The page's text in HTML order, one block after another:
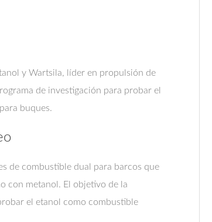
y Wartsila, líder en propulsión de
de investigación para probar el
buques.
de combustible dual para barcos que
con metanol. El objetivo de la
el etanol como combustible